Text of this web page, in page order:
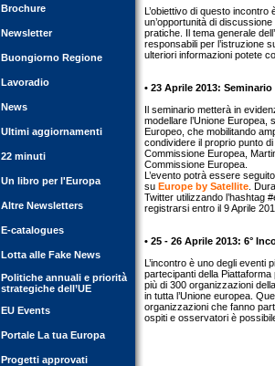
Brochure
Newsletter
Buongiorno Regione
Lavoradio
News
Ultimi aggiornamenti
22 minuti
Un libro per l'Europa
Altre Newsletters
E-catalogues
Lotta alle Fake News
Politiche annuali e priorità
strategiche dell’UE
EU Events
Portale La tua Europa
Progetti approvati
L’obiettivo di questo incontro
un’opportunità di
pratiche. Il tema generale
responsabili per l’istruzione
ulteriori informazioni potete
• 23 Aprile 2013:
Il seminario metterà in
modellare l’Unione Europea,
Europeo, che mobilitando
condividere il proprio punto
Commissione Europea,
Commissione Europea.
L’evento potrà essere
su Europe by Satellite .
Twitter utilizzando l’hashtag
registrarsi entro il 9 Aprile
• 25 - 26 Aprile 2013: 6°
L’incontro è uno degli eventi
partecipanti della
più di 300 organizzazioni
in tutta l’Unione europea.
organizzazioni che fanno
ospiti e osservatori è